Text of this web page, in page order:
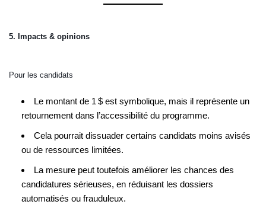
5. Impacts & opinions
Pour les candidats
Le montant de 1 $ est symbolique, mais il représente un
retournement dans l’accessibilité du programme.
Cela pourrait dissuader certains candidats moins avisés
ou de ressources limitées.
La mesure peut toutefois améliorer les chances des
candidatures sérieuses, en réduisant les dossiers
automatisés ou frauduleux.